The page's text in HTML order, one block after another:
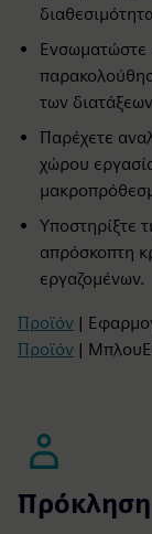
Ενσωματώστε
των
Παρέχετε
χώρου
Υποστηρίξτε
απρόσκοπτη
εργαζομένων.
Προϊόν |
Προϊόν |